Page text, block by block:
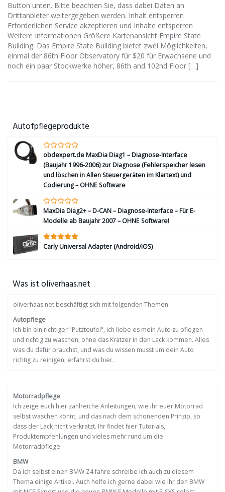
Button unten. Bitte beachten Sie, dass dabei Daten an
Drittanbieter weitergegeben werden. Inhalt entsperren
Erforderlichen Service akzeptieren und Inhalte entsperren
Weitere Informationen Größere Kartenansicht Empire State
Building: Das Empire State Building bietet zwei Möglichkeiten,
einmal der 86th Floor Observatory für $20 für Erwachsene und
noch ein paar Stockwerke höher, 86th and 102nd Floor […]
Autofpflegeprodukte
obdexpert.de MaxDia Diag1 – Diagnose-Interface
(Baujahr 1996-2006) zur Diagnose (Fehlerspeicher lesen
und löschen in Allen Steuergeräten im Klartext) und
Codierung – OHNE Software
MaxDia Diag2+ – D-CAN – Diagnose-Interface – Für E-
Modelle ab Baujahr 2007 – OHNE Software!
Carly Universal Adapter (Android/iOS)
Was ist oliverhaas.net
oliverhaas.net beschäftigt sich mit folgenden Themen:
Autopflege
Ich bin ein richtiger "Putzteufel", ich liebe es mein Auto zu pflegen
und richtig zu waschen, ohne das Kratzer in den Lack kommen. Alles
was du dafür brauchst, und was du wissen musst um dein Auto
richtig zu reinigen, erfährst du hier.
Motorradpflege
Ich zeige euch hier zahlreiche Anleitungen, wie ihr euer Motorrad
selbst waschen könnt, und das nach dem schonenden Prinzip, so
dass der Lack nicht verkratzt. Ihr findet hier Tutorials,
Produktempfehlungen und vieles mehr rund um die
Motorradpflege.
BMW
Da ich selbst einen BMW Z4 fahre schreibe ich auch zu diesem
Thema einige Artikel. Auch helfe ich gerne dabei wie ihr den BMW